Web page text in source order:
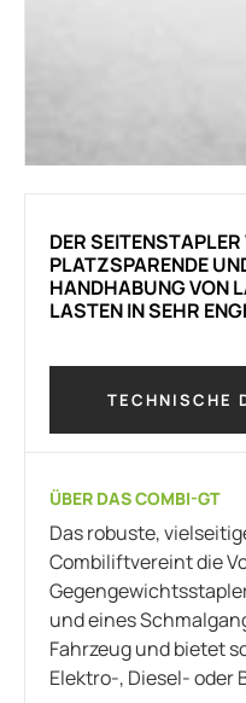
DER
PLATZSPARENDE
HANDHABUNG VON
LASTEN IN SEHR
TECHNISCHE
ÜBER DAS COMBI-GT
Das robuste,
Combiliftvereint die
und eines
Fahrzeug und bietet
Elektro-, Diesel- oder